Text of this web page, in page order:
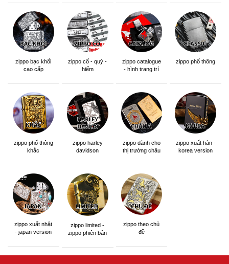
zippo bạc khối
cao cấp
zippo cổ - quý -
hiếm
zippo catalogue
- hình trang trí
zippo phổ thông
zippo phổ thông
khắc
zippo harley
davidson
zippo dành cho
thị trường châu
zippo xuất hàn -
korea version
zippo xuất nhật
- japan version
zippo limited -
zippo phiên bản
zippo theo chủ
đề